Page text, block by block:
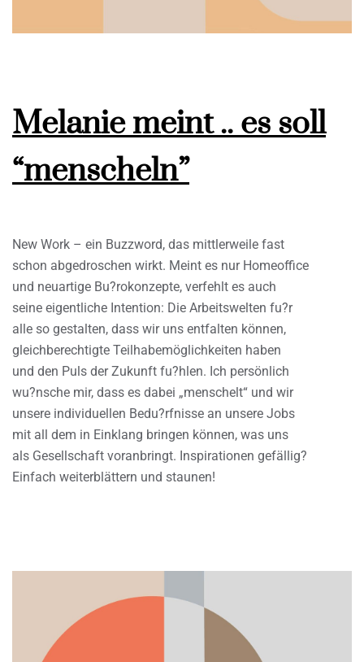
Melanie meint .. es soll
“menscheln”
New Work – ein Buzzword, das mittlerweile fast
schon abgedroschen wirkt. Meint es nur Homeoffice
und neuartige Bu?rokonzepte, verfehlt es auch
seine eigentliche Intention: Die Arbeitswelten fu?r
alle so gestalten, dass wir uns entfalten können,
gleichberechtigte Teilhabemöglichkeiten haben
und den Puls der Zukunft fu?hlen. Ich persönlich
wu?nsche mir, dass es dabei „menschelt“ und wir
unsere individuellen Bedu?rfnisse an unsere Jobs
mit all dem in Einklang bringen können, was uns
als Gesellschaft voranbringt. Inspirationen gefällig?
Einfach weiterblättern und staunen!